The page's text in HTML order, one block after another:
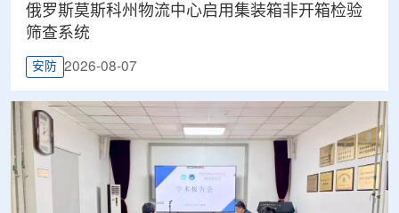
俄罗斯莫斯科州物流中心启用集装箱非开箱检验
筛查系统
安防 2026-08-07